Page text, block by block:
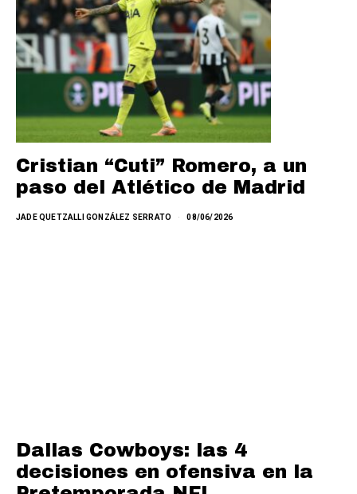
Cristian “Cuti” Romero, a un
paso del Atlético de Madrid
JADE QUETZALLI GONZÁLEZ SERRATO 08/06/2026
Dallas Cowboys: las 4
decisiones en ofensiva en la